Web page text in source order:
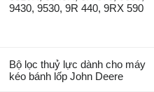
9430, 9530, 9R 440, 9RX 590
Bộ lọc thuỷ lực dành cho máy
kéo bánh lốp John Deere